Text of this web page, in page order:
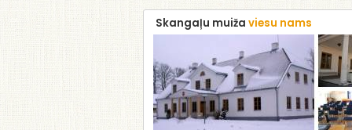
Skangaļu muiža viesu nams